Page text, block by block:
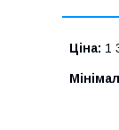
Ціна: 1